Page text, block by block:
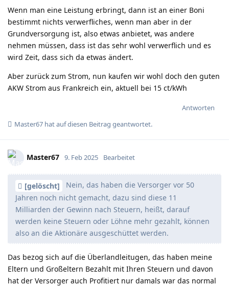
Wenn man eine Leistung erbringt, dann ist an einer Boni
bestimmt nichts verwerfliches, wenn man aber in der
Grundversorgung ist, also etwas anbietet, was andere
nehmen müssen, dass ist das sehr wohl verwerflich und es
wird Zeit, dass sich da etwas ändert.
Aber zurück zum Strom, nun kaufen wir wohl doch den guten
AKW Strom aus Frankreich ein, aktuell bei 15 ct/kWh
Antworten
Master67 hatauf diesen Beitrag geantwortet.
Master67 9. Feb 2025 Bearbeitet
[gelöscht]
Nein, das haben die Versorger vor 50
Jahren noch nicht gemacht, dazu sind diese 11
Milliarden der Gewinn nach Steuern, heißt, darauf
werden keine Steuern oder Löhne mehr gezahlt, können
also an die Aktionäre ausgeschüttet werden.
Das bezog sich auf die Überlandleitugen, das haben meine
Eltern und Großeltern Bezahlt mit Ihren Steuern und davon
hat der Versorger auch Profitiert nur damals war das normal